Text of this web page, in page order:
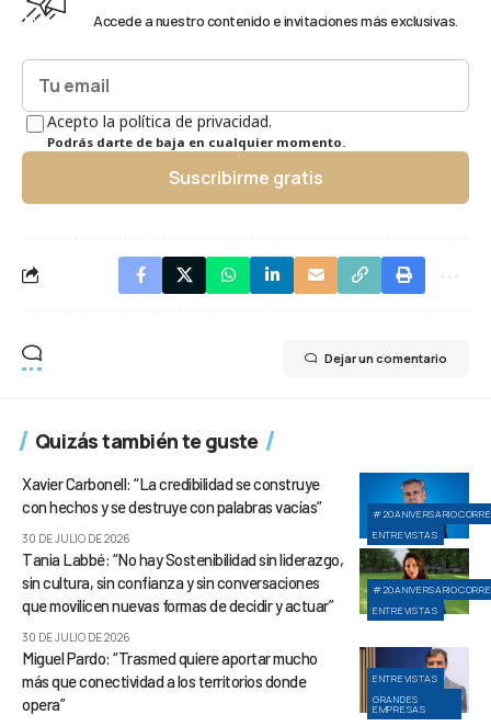
Accede a nuestro contenido e invitaciones más exclusivas.
Acepto la política de privacidad.
Podrás darte de baja en cualquier momento.
Suscribirme gratis
Dejar un comentario
Quizás también te guste
ENTREVISTAS
Xavier Carbonell: “La credibilidad se construye
con hechos y se destruye con palabras vacías”
30 DE JULIO DE 2026
ENTREVISTAS
Tania Labbé: “No hay Sostenibilidad sin liderazgo,
sin cultura, sin confianza y sin conversaciones
que movilicen nuevas formas de decidir y actuar”
30 DE JULIO DE 2026
ENTREVISTAS
GRANDES
EMPRESAS
Miguel Pardo: “Trasmed quiere aportar mucho
más que conectividad a los territorios donde
opera”